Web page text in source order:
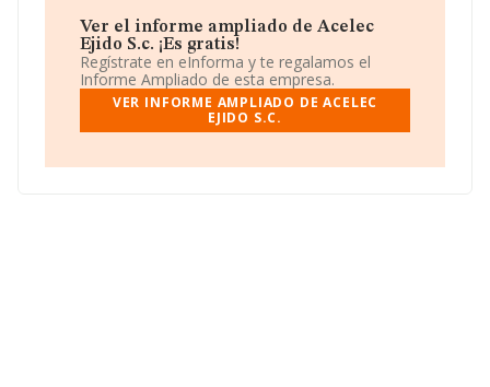
Ver el informe ampliado de Acelec
Ejido S.c. ¡Es gratis!
Regístrate en eInforma y te regalamos el
Informe Ampliado de esta empresa.
VER INFORME AMPLIADO DE ACELEC
EJIDO S.C.